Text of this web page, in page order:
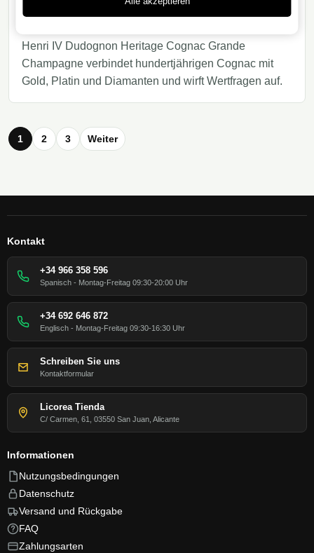
Luxus und Wertdebatte
Henri IV Dudognon Heritage Cognac Grande
Champagne verbindet hundertjährigen Cognac mit
Gold, Platin und Diamanten und wirft Wertfragen auf.
1 2 3 Weiter
Kontakt
+34 966 358 596
Spanisch - Montag-Freitag 09:30-20:00 Uhr
+34 692 646 872
Englisch - Montag-Freitag 09:30-16:30 Uhr
Schreiben Sie uns
Kontaktformular
Licorea Tienda
C/ Carmen, 61, 03550 San Juan, Alicante
Informationen
Nutzungsbedingungen
Datenschutz
Versand und Rückgabe
FAQ
Zahlungsarten